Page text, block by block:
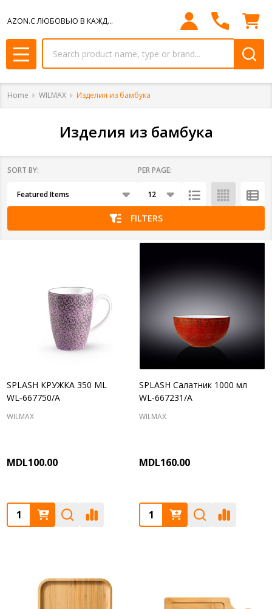
AZON.С ЛЮБОВЬЮ В КАЖДЫЙ ДОМ.
MENU
Home WILMAX Изделия из бамбука
Изделия из бамбука
List
SORT BY: PER PAGE:
FILTERS
SPLASH КРУЖКА 350 ML
WL‑667750/A
WILMAX
MDL100.00
Quantity:
SPLASH Салатник 1000 мл
WL‑667231/A
WILMAX
MDL160.00
Quantity: